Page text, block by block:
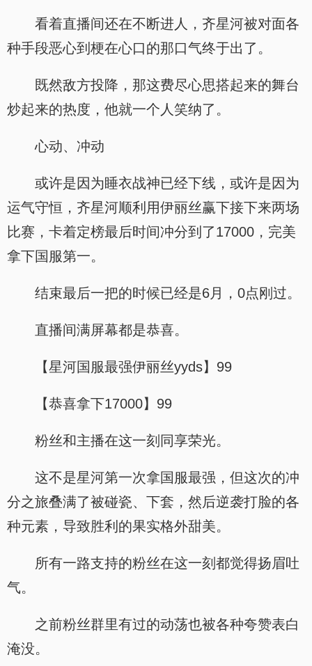
看着直播间还在不断进人，齐星河被对面各
种手段恶心到梗在心口的那口气终于出了。
既然敌方投降，那这费尽心思搭起来的舞台
炒起来的热度，他就一个人笑纳了。
心动、冲动
或许是因为睡衣战神已经下线，或许是因为
运气守恒，齐星河顺利用伊丽丝赢下接下来两场
比赛，卡着定榜最后时间冲分到了17000，完美
拿下国服第一。
结束最后一把的时候已经是6月，0点刚过。
直播间满屏幕都是恭喜。
【星河国服最强伊丽丝yyds】99
【恭喜拿下17000】99
粉丝和主播在这一刻同享荣光。
这不是星河第一次拿国服最强，但这次的冲
分之旅叠满了被碰瓷、下套，然后逆袭打脸的各
种元素，导致胜利的果实格外甜美。
所有一路支持的粉丝在这一刻都觉得扬眉吐
气。
之前粉丝群里有过的动荡也被各种夸赞表白
淹没。